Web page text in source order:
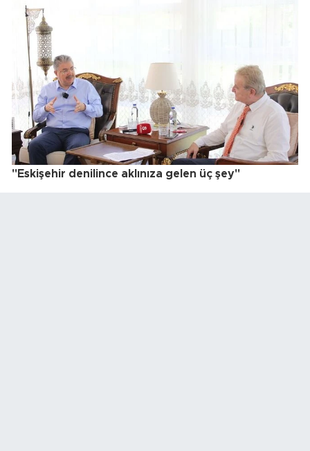
"Eskişehir denilince aklınıza gelen üç şey"